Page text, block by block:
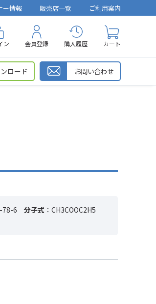
ー情報 販売店一覧 ご利用案内
ン 会員登録 購入履歴 カート
ロード お問い合わせ
78-6 分子式 ：CH3COOC2H5